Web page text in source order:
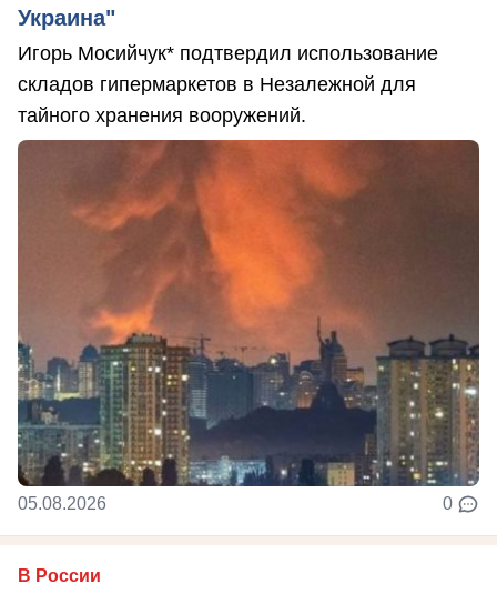
Украина"
Игорь Мосийчук* подтвердил использование
складов гипермаркетов в Незалежной для
тайного хранения вооружений.
05.08.2026 0
В России